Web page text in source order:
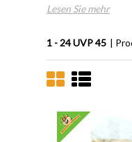
Lesen Sie mehr
1 - 24 UVP 45 |